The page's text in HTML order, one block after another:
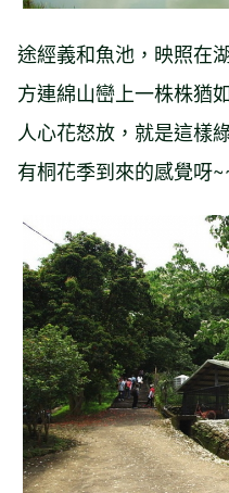
途經義和魚池，映照在
方連綿山巒上一株株猶
人心花怒放，就是這樣
有桐花季到來的感覺呀